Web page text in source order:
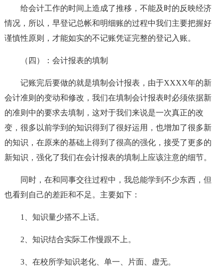
给会计工作的时间上造成了推移，不能及时的反映经济
情况，所以，早登记总帐和明细账的过程中我们主要把握好
谨慎性原则，才能如实的不记账凭证完整的登记入账。
（四）：会计报表的填制
记账完后要做的就是填制会计报表，由于XXXX年的新
会计准则的变动和修改，我们在填制会计报表时必须依据新
的准则中的要求去填制，这对于我们来说是一次真正的改
变，很多以前学到的知识得到了很好运用，也增加了很多新
的知识，在原来的基础上得到了很高的强化，接受了更多的
新知识，强化了我们在会计报表的填制上应该注意的细节。
同时，在和同事交往过程中，我总能学到不少东西，但
也看到自己的差距和不足。主要如下：
1、知识量少搭不上话。
2、知识结合实际工作慢跟不上。
3、在校所学知识老化、单一、片面、虚无。